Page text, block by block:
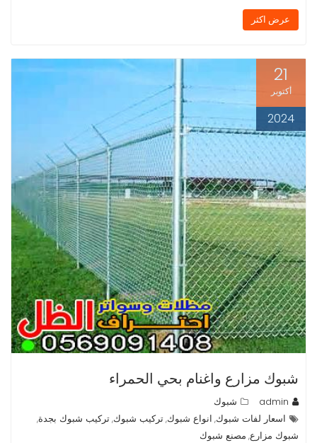
عرض اكثر
21
أكتوبر
2024
شبوك مزارع واغنام بحي الحمراء
admin
شبوك
اسعار لفات شبوك, انواع شبوك,تركيب شبوك,تركيب شبوك بجدة,
شبوك مزارع, مصنع شبوك